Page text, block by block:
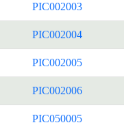
PIC002003
PIC002004
PIC002005
PIC002006
PIC050005